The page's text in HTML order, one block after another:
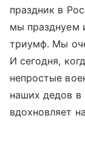
праздник в
мы празднуем
триумф. Мы
И сегодня,
непростые
наших дедов в
вдохновляет